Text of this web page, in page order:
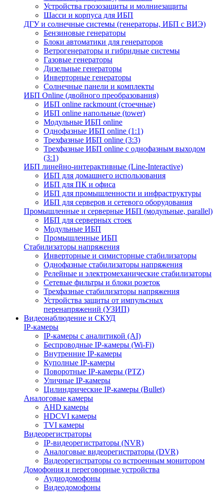
Устройства грозозащиты и молниезащиты
Шасси и корпуса для ИБП
ДГУ и солнечные системы (генераторы, ИБП с ВИЭ)
Бензиновые генераторы
Блоки автоматики для генераторов
Ветрогенераторы и гибридные системы
Газовые генераторы
Дизельные генераторы
Инверторные генераторы
Солнечные панели и комплекты
ИБП Online (двойного преобразования)
ИБП online rackmount (стоечные)
ИБП online напольные (tower)
Модульные ИБП online
Однофазные ИБП online (1:1)
Трехфазные ИБП online (3:3)
Трехфазные ИБП online с однофазным выходом
(3:1)
ИБП линейно-интерактивные (Line-Interactive)
ИБП для домашнего использования
ИБП для ПК и офиса
ИБП для промышленности и инфраструктуры
ИБП для серверов и сетевого оборудования
Промышленные и серверные ИБП (модульные, parallel)
ИБП для серверных стоек
Модульные ИБП
Промышленные ИБП
Стабилизаторы напряжения
Инверторные и симисторные стабилизаторы
Однофазные стабилизаторы напряжения
Релейные и электромеханические стабилизаторы
Сетевые фильтры и блоки розеток
Трехфазные стабилизаторы напряжения
Устройства защиты от импульсных
перенапряжений (УЗИП)
Видеонаблюдение и СКУД
IP-камеры
IP-камеры с аналитикой (AI)
Беспроводные IP-камеры (Wi-Fi)
Внутренние IP-камеры
Куполные IP-камеры
Поворотные IP-камеры (PTZ)
Уличные IP-камеры
Цилиндрические IP-камеры (Bullet)
Аналоговые камеры
AHD камеры
HDCVI камеры
TVI камеры
Видеорегистраторы
IP-видеорегистраторы (NVR)
Аналоговые видеорегистраторы (DVR)
Видеорегистраторы со встроенным монитором
Домофония и переговорные устройства
Аудиодомофоны
Видеодомофоны